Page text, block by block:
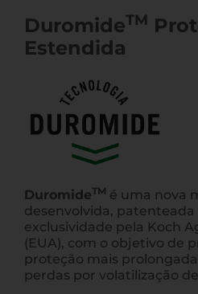
DuromideTM
Estendida
DuromideTM é uma nova
desenvolvida,
exclusividade pela Koch
(EUA), com o objetivo de
proteção mais
perdas por volatilização